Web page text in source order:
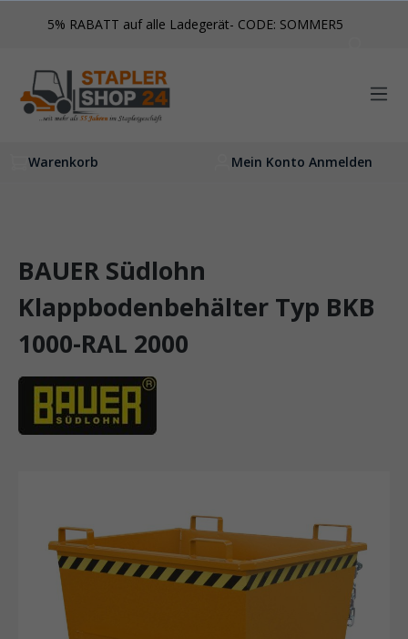
springen
5% RABATT auf alle Ladegerät- CODE: SOMMER5
Mein Konto Anmelden
Warenkorb
BAUER Südlohn
Klappbodenbehälter Typ BKB
1000-RAL 2000